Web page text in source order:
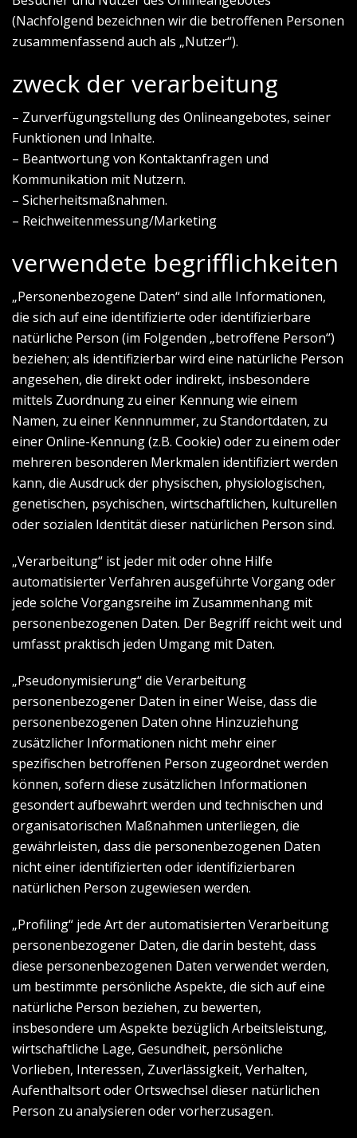
(Nachfolgend bezeichnen wir die betroffenen Personen
zusammenfassend auch als „Nutzer“).
zweck der verarbeitung
– Zurverfügungstellung des Onlineangebotes, seiner
Funktionen und Inhalte.
– Beantwortung von Kontaktanfragen und
Kommunikation mit Nutzern.
– Sicherheitsmaßnahmen.
– Reichweitenmessung/Marketing
verwendete begrifflichkeiten
„Personenbezogene Daten“ sind alle Informationen,
die sich auf eine identifizierte oder identifizierbare
natürliche Person (im Folgenden „betroffene Person“)
beziehen; als identifizierbar wird eine natürliche Person
angesehen, die direkt oder indirekt, insbesondere
mittels Zuordnung zu einer Kennung wie einem
Namen, zu einer Kennnummer, zu Standortdaten, zu
einer Online-Kennung (z.B. Cookie) oder zu einem oder
mehreren besonderen Merkmalen identifiziert werden
kann, die Ausdruck der physischen, physiologischen,
genetischen, psychischen, wirtschaftlichen, kulturellen
oder sozialen Identität dieser natürlichen Person sind.
„Verarbeitung“ ist jeder mit oder ohne Hilfe
automatisierter Verfahren ausgeführte Vorgang oder
jede solche Vorgangsreihe im Zusammenhang mit
personenbezogenen Daten. Der Begriff reicht weit und
umfasst praktisch jeden Umgang mit Daten.
„Pseudonymisierung“ die Verarbeitung
personenbezogener Daten in einer Weise, dass die
personenbezogenen Daten ohne Hinzuziehung
zusätzlicher Informationen nicht mehr einer
spezifischen betroffenen Person zugeordnet werden
können, sofern diese zusätzlichen Informationen
gesondert aufbewahrt werden und technischen und
organisatorischen Maßnahmen unterliegen, die
gewährleisten, dass die personenbezogenen Daten
nicht einer identifizierten oder identifizierbaren
natürlichen Person zugewiesen werden.
„Profiling“ jede Art der automatisierten Verarbeitung
personenbezogener Daten, die darin besteht, dass
diese personenbezogenen Daten verwendet werden,
um bestimmte persönliche Aspekte, die sich auf eine
natürliche Person beziehen, zu bewerten,
insbesondere um Aspekte bezüglich Arbeitsleistung,
wirtschaftliche Lage, Gesundheit, persönliche
Vorlieben, Interessen, Zuverlässigkeit, Verhalten,
Aufenthaltsort oder Ortswechsel dieser natürlichen
Person zu analysieren oder vorherzusagen.